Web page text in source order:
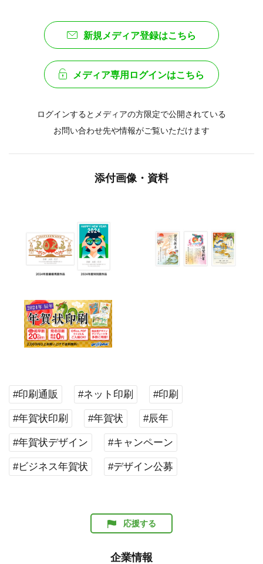
新規メディア登録はこちら
メディア専用ログインはこちら
ログインするとメディアの方限定で公開されている
お問い合わせ先や情報がご覧いただけます
添付画像・資料
#印刷通販 #ネット印刷 #印刷
#年賀状印刷 #年賀状 #辰年
#年賀状デザイン #キャンペーン
#ビジネス年賀状 #デザイン公募
応援する
企業情報